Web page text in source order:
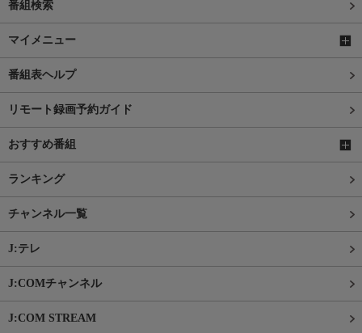
番組検索
マイメニュー
番組表ヘルプ
リモート録画予約ガイド
おすすめ番組
ランキング
チャンネル一覧
J:テレ
J:COMチャンネル
J:COM STREAM